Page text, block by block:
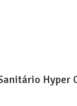
Hyper